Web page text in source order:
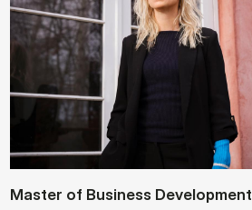
Ma­ster of Bu­si­ness De­ve­l­op­ment